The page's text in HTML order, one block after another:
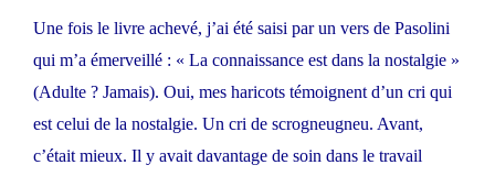
Une fois le livre achevé, j’ai été saisi par un vers de Pasolini
qui m’a émerveillé : « La connaissance est dans la nostalgie »
(Adulte ? Jamais). Oui, mes haricots témoignent d’un cri qui
est celui de la nostalgie. Un cri de scrogneugneu. Avant,
c’était mieux. Il y avait davantage de soin dans le travail